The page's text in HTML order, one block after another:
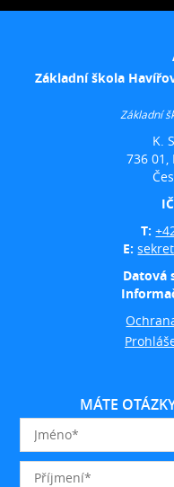
Základní škola
Základní
K.
736 01,
T:
E:
Datová
MÁTE